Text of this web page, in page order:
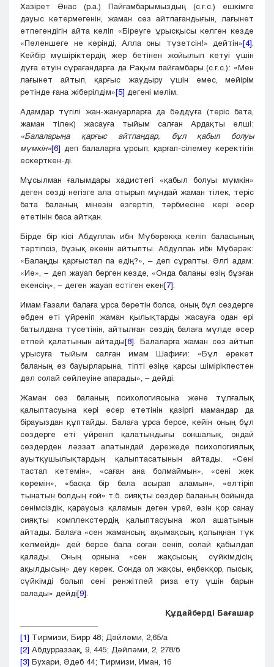
Хазірет Әнас (р.а.) Пайғамбарымыздың (с.ғ.с.) ешкімге
дауыс көтермегенін, жаман сөз айтпағандығын, лағынет
етпегендігін айта келіп «Біреуге ұрысқысы келген кезде
«Пәленшеге не көрінді, Алла оны түзетсін!» дейтін»[4]
Кейбір мүшіріктердің жер бетінен жойылып кетуі үшін
дұға етуін сұрағандарға да Рақым пайғамбары (с.ғ.с.): «Мен
лағынет айтып, қарғыс жаудыру үшін емес, мейірім
ретінде ғана жіберілдім»[5] дегені мәлім.
Адамдар түгілі жан-жануарларға да бәддұға (теріс бата,
жаман тілек) жасауға тыйым салған Ардақты елші:
«Балаларыңа қарғыс айтпаңдар, бұл қабыл болуы
мүмкін»[6] деп балаларға ұрсып, қарғап-сілемеу керектігін
ескерткен-ді.
Мұсылман ғалымдары хадистегі «қабыл болуы мүмкін»
деген сөзді негізге ала отырып мұндай жаман тілек, теріс
бата баланың мінезін өзгертіп, тәрбиесіне кері әсер
ететінін баса айтқан.
Бірде бір кісі Абдуллаһ ибн Мүбәрәкқа келіп баласының
тәртіпсіз, бұзық екенін айтыпты. Абдуллаһ ибн Мүбәрәк:
«Балаңды қарғыстап па едің?», – деп сұрапты. Әлгі адам:
«Иә», − деп жауап берген кезде, «Онда баланы өзің бұзған
екенсің», − деген жауап естіген екен[7]
Имам Ғазали балаға ұрса беретін болса, оның бұл сөздерге
әбден еті үйреніп жаман қылықтарды жасауға одан әрі
батылдана түсетінін, айтылған сөздің балаға мүлде әсер
етпей қалатынын айтады[8] . Балаларға жаман сөз айтып
ұрысуға тыйым салған имам Шафиғи: «Бұл әрекет
баланың өз бауырларына, тіпті өзіңе қарсы шімірікпестен
дәл солай сөйлеуіне апарады», – дейді.
Жаман сөз баланың психологиясына және тұлғалық
қалыптасуына кері әсер ететінін қазіргі мамандар да
бірауыздан құптайды. Балаға ұрса берсе, кейін оның бұл
сөздерге еті үйреніп қалатындығы соншалық, ондай
сөздерден ләззат алатындай дәрежеде психологиялық
ауытқушылықтардың қалыптасатынын айтады. «Сені
тастап кетемін», «саған ана болмаймын», «сені жек
көремін», «басқа бір бала асырап аламын», «өлтіріп
тынатын болдың ғой» т.б. сияқты сөздер баланың бойында
сенімсіздік, қараусыз қаламын деген үрей, өзін қор санау
сияқты комплекстердің қалыптасуына жол ашатынын
айтады. Балаға «сен жамансың, ақымақсың, қолыңнан түк
келмейді» дей берсе бала соған сеніп, солай қабылдап
қалады. Оның орнына «сен жақсысың, сүйкімдісің,
ақылдысың» деу керек. Сонда ол жақсы, еңбекқор, пысық,
сүйкімді болып сені ренжітпей риза ету үшін барын
салады» дейді[9]
Құдайберді Бағашар
[1] Тирмизи, Бирр 48; Дәйләми, 2,65/а
[2] Абдурраззақ, 9, 445; Дәйләми, 2, 278/б
[3] Бухари, Әдәб 44; Тирмизи, Иман, 16